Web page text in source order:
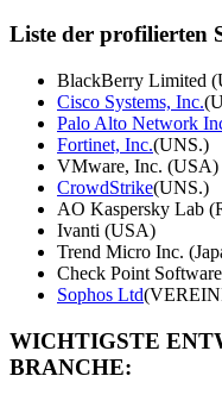
Liste der profilierten
BlackBerry Limited
Cisco Systems, Inc.
Palo Alto Network
Fortinet, Inc.(UNS.)
VMware, Inc. (USA)
CrowdStrike(UNS.)
AO Kaspersky Lab
Ivanti (USA)
Trend Micro Inc.
Check Point
Sophos Ltd
WICHTIGSTE
BRANCHE: